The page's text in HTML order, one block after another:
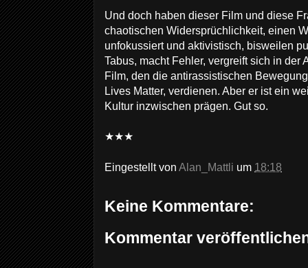
Und doch haben dieser Film und diese
chaotischen Widersprüchlichkeit, einen
unfokussiert und aktivistisch, bisweilen
Tabus, macht Fehler, vergreift sich in der
Film, den die antirassistischen
Lives Matter, verdienen. Aber er ist ein
Kultur inzwischen prägen. Gut so.
★★★
Eingestellt von Alan_Mattli um 18:18
Keine Kommentare:
Kommentar